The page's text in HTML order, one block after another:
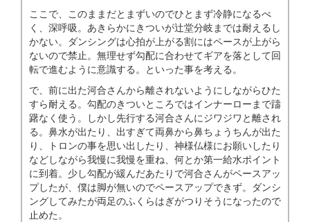
ここで、このままだとまずいのでひとまず冷静になるべ
く、深呼吸。あきらかにきついが辻堂分岐までは耐えるし
かない。ダンシングは心拍が上がる割にはペースが上がら
ないので禁止。無理せず勾配に合わせてギアを落として回
転で進むように意識する。といった事を考える。
で、前に出た河合さんから離されないようにしながらひた
すら耐える。勾配のきついところではインナーローまで躊
躇なく使う。しかし先行する河合さんにジワジワと離され
る。鼻水が出たり、出すぎて両鼻から鼻ちょうちんが出た
り、トロンの事を思い出したり、神様仏様にお願いしたり
などしながら我慢に我慢を重ね、何とか第一給水ポイント
に到着。少し勾配が緩んだあたりで河合さんがペースアッ
プしたが、僕は脚が無いのでペースアップできず。ダンシ
ングしてみたが両足のふくらはぎがつりそうになったので
止めた。